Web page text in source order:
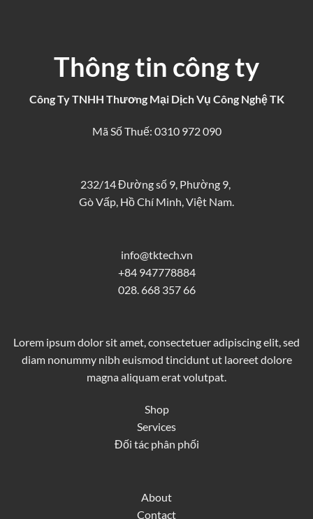
Thông tin công ty
Công Ty TNHH Thương Mại Dịch Vụ Công Nghệ TK
Mã Số Thuế: 0310 972 090
232/14 Đường số 9, Phường 9,
Gò Vấp, Hồ Chí Minh, Việt Nam.
info@tktech.vn
+84 947778884
028. 668 357 66
Lorem ipsum dolor sit amet, consectetuer adipiscing elit, sed
diam nonummy nibh euismod tincidunt ut laoreet dolore
magna aliquam erat volutpat.
Shop
Services
Đối tác phân phối
About
Contact